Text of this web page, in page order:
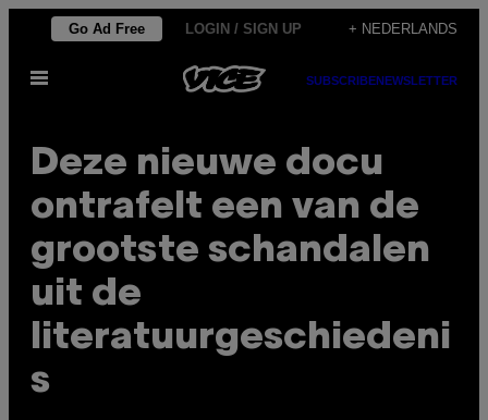
de
Go Ad Free LOGIN / SIGN UP + NEDERLANDS
Open
SUBSCRIBENEWSLETTER
Deze nieuwe docu
ontrafelt een van de
grootste schandalen
uit de
literatuurgeschiedeni
s